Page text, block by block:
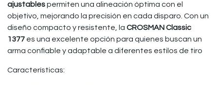
ajustablespermiten una alineación óptima con el
objetivo, mejorando la precisión en cada disparo. Con un
diseño compacto y resistente, la CROSMAN Classic
1377 es una excelente opción para quienes buscan un
arma confiable y adaptable a diferentes estilos de tiro
Características: